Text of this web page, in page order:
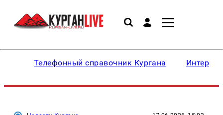
Телефонный справочник Кургана